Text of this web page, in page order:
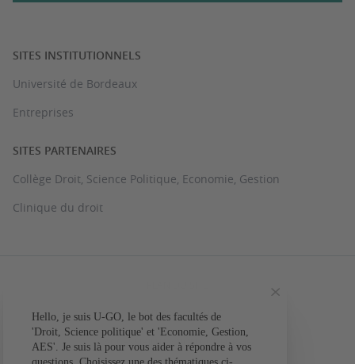
SITES INSTITUTIONNELS
Université de Bordeaux
Entreprises
SITES PARTENAIRES
Collège Droit, Science Politique, Economie, Gestion
Clinique du droit
MENTIONS LÉGALES
ACCESSIBILITÉ : NON CONFORME
Hello, je suis U-GO, le bot des facultés de
'Droit, Science politique' et 'Economie, Gestion,
AES'. Je suis là pour vous aider à répondre à vos